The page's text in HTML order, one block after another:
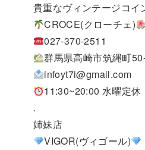
貴重なヴィンテージコ
CROCE(クローチェ)
027-370-2511
群馬県高崎市筑縄町
infoyt7i@gmail.com
11:30~20:00 水曜定休
.
姉妹店
VIGOR(ヴィゴール)